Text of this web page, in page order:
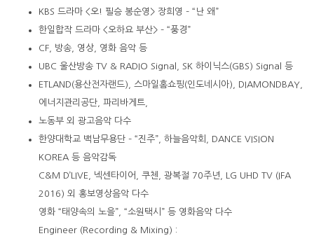
KBS 드라마 <오! 필승 봉순영> 장희영 – “난 왜”
한일합작 드라마 <오하요 부산> – “풍경”
CF, 방송, 영상, 영화 음악 등
UBC 울산방송 TV & RADIO Signal, SK 하이닉스(GBS) Signal 등
ETLAND(용산전자랜드), 스마일홈쇼핑(인도네시아), DIAMONDBAY,
에너지관리공단, 파리바게트,
노동부 외 광고음악 다수
한양대학교 백남무용단 – “진주”, 하늘음악회, DANCE VISION
KOREA 등 음악감독
C&M D’LIVE, 넥센타이어, 쿠첸, 광복절 70주년, LG UHD TV (IFA
2016) 외 홍보영상음악 다수
영화 “태양속의 노을”, “소원택시” 등 영화음악 다수
Engineer (Recording & Mixing) :